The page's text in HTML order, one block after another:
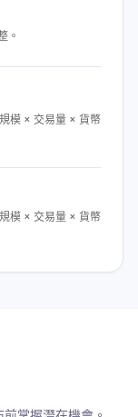
。
模 × 交易量 × 貨幣
模 × 交易量 × 貨幣